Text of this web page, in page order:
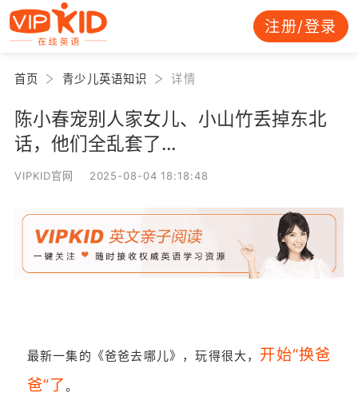
注册/登录
首页 青少儿英语知识 详情
陈小春宠别人家女儿、小山竹丢掉东北
话，他们全乱套了…
VIPKID官网 2025-08-04 18:18:48
最新一集的《爸爸去哪儿》，玩得很大， 开始“换爸
爸”了。